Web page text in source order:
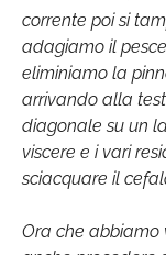
corrente poi si
adagiamo il
eliminiamo la
arrivando alla
diagonale su un
viscere e i vari
sciacquare il
Ora che abbiamo